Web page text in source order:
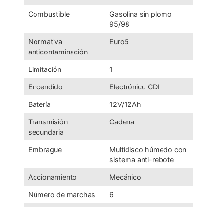
Combustible
Gasolina sin plomo
95/98
Normativa
anticontaminación
Euro5
Limitación 1
Encendido Electrónico CDI
Batería 12V/12Ah
Transmisión
secundaria
Cadena
Embrague
Multidisco húmedo con
sistema anti-rebote
Accionamiento Mecánico
Número de marchas 6